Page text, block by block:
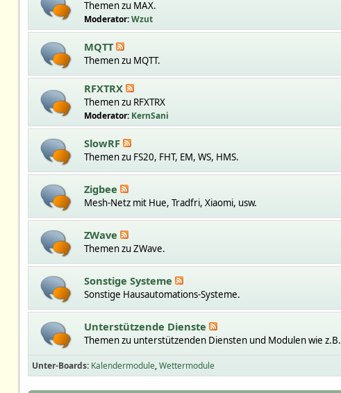
Themen zu MAX.
Moderator:Wzut
MQTT
Themen zu MQTT.
RFXTRX
Themen zu RFXTRX
Moderator: KernSani
SlowRF
Themen zu FS20, FHT, EM, WS, HMS.
Zigbee
Mesh-Netz mit Hue, Tradfri, Xiaomi, usw.
ZWave
Themen zu ZWave.
Sonstige Systeme
Sonstige Hausautomations-Systeme.
Unterstützende Dienste
Themen zu unterstützenden Diensten und Modulen wie z.B.
Unter-Boards Kalendermodule Wettermodule